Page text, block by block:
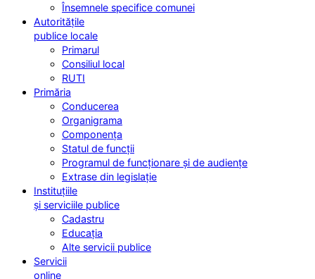
Însemnele specifice comunei
Autoritățile
publice locale
Primarul
Consiliul local
RUTI
Primăria
Conducerea
Organigrama
Componența
Statul de funcții
Programul de funcționare și de audiențe
Extrase din legislație
Instituțiile
și serviciile publice
Cadastru
Educația
Alte servicii publice
Servicii
online